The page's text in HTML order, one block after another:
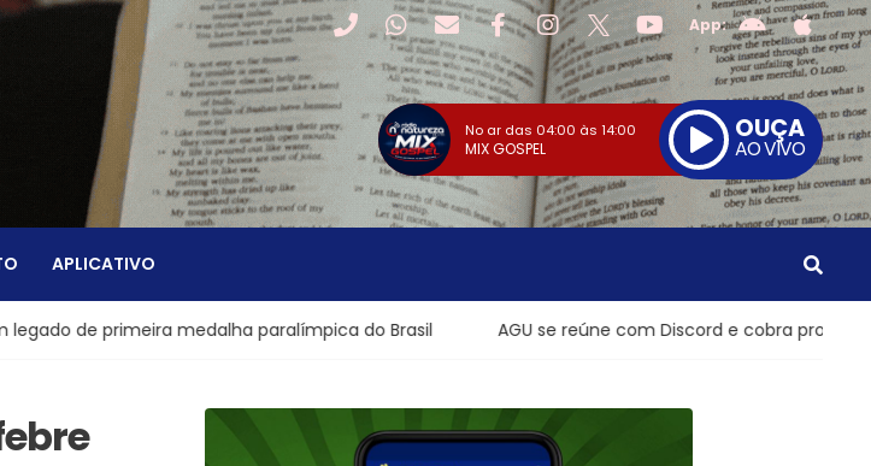
App:
No ar das 04:00 às 14:00
MIX GOSPEL
OUÇA
AO VIVO
APLICATIVO
medalha paralímpica do Brasil AGU se reúne com Discord e cobra proteção de crianças